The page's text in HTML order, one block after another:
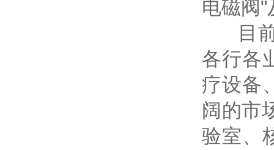
电磁阀
目前
各行各
疗设备
阔的市
验室、